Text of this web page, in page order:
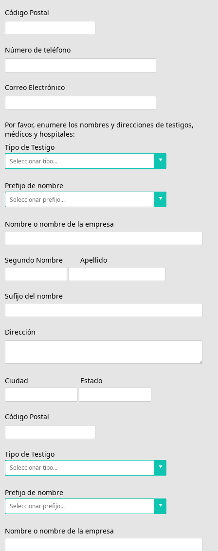
Código Postal
Número de teléfono
Correo Electrónico
Por favor, enumere los nombres y direcciones de testigos,
médicos y hospitales:
Tipo de Testigo
Prefijo de nombre
Nombre o nombre de la empresa
Segundo Nombre Apellido
Sufijo del nombre
Dirección
Ciudad Estado
Código Postal
Tipo de Testigo
Prefijo de nombre
Nombre o nombre de la empresa